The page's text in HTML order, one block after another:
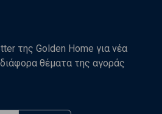
της Golden Home για νέα
θέματα της αγοράς